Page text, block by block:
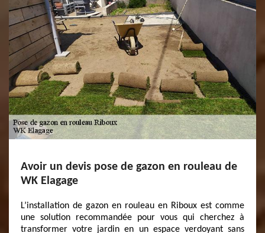
Avoir un devis pose de gazon en rouleau de
WK Elagage
L’installation de gazon en rouleau en Riboux est comme
une solution recommandée pour vous qui cherchez à
transformer votre jardin en un espace verdoyant sans